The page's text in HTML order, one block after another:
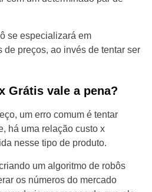
se especializará em
preços, ao invés de tentar ser
Grátis vale a pena?
um erro comum é tentar
há uma relação custo x
nesse tipo de produto.
um algoritmo de robôs
os números do mercado